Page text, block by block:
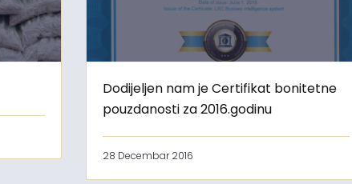
Dodijeljen nam je Certifikat bonitetne
pouzdanosti za 2016.godinu
28 Decembar 2016